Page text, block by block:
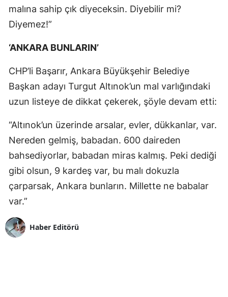
malına sahip çık diyeceksin. Diyebilir mi?
Diyemez!”
‘ANKARA BUNLARIN’
CHP’li Başarır, Ankara Büyükşehir Belediye
Başkan adayı Turgut Altınok’un mal varlığındaki
uzun listeye de dikkat çekerek, şöyle devam etti:
“Altınok’un üzerinde arsalar, evler, dükkanlar, var.
Nereden gelmiş, babadan. 600 daireden
bahsediyorlar, babadan miras kalmış. Peki dediği
gibi olsun, 9 kardeş var, bu malı dokuzla
çarparsak, Ankara bunların. Millette ne babalar
var.”
Haber Editörü